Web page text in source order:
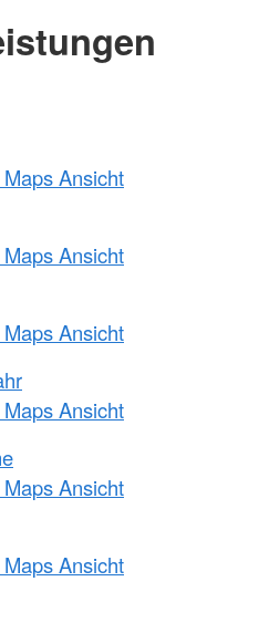
Ansicht
Ansicht
Ansicht
Ansicht
Ansicht
Ansicht